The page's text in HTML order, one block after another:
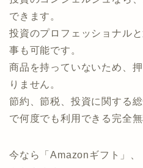
・自分に合った運用方法が
投資のコンシェルジュなら
事も可能です。
節約、節税、投資に関する